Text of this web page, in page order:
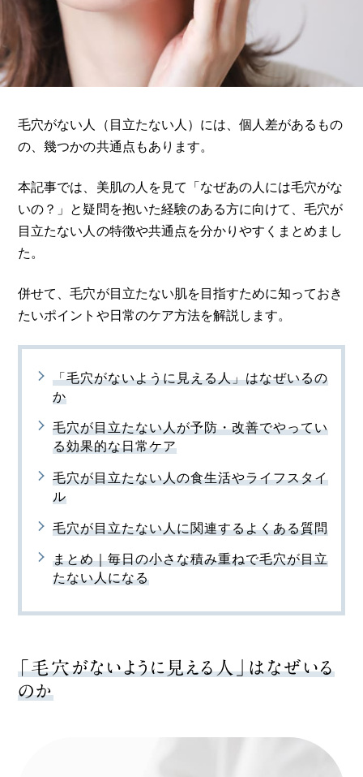
毛穴がない人（目立たない人）には、個人差があるもの
の、幾つかの共通点もあります。
本記事では、美肌の人を見て「なぜあの人には毛穴がな
いの？」と疑問を抱いた経験のある方に向けて、毛穴が
目立たない人の特徴や共通点を分かりやすくまとめまし
た。
併せて、毛穴が目立たない肌を目指すために知っておき
たいポイントや日常のケア方法を解説します。
「毛穴がないように見える人」はなぜいるの
か
毛穴が目立たない人が予防・改善でやってい
る効果的な日常ケア
毛穴が目立たない人の食生活やライフスタイ
ル
毛穴が目立たない人に関連するよくある質問
まとめ｜毎日の小さな積み重ねで毛穴が目立
たない人になる
「毛穴がないように見える人」はなぜいる
のか